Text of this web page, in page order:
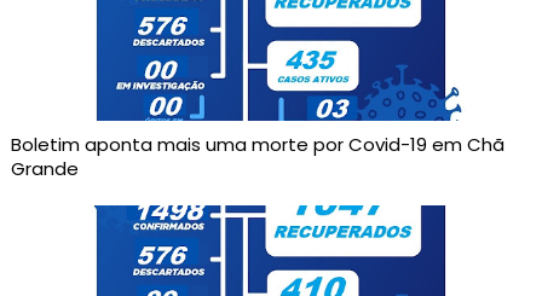
Boletim aponta mais uma morte por Covid-19 em Chã
Grande